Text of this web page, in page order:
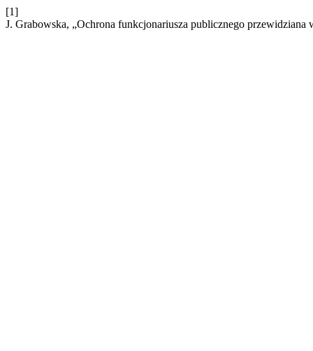
[1]
J. Grabowska, „Ochrona funkcjonariusza publicznego